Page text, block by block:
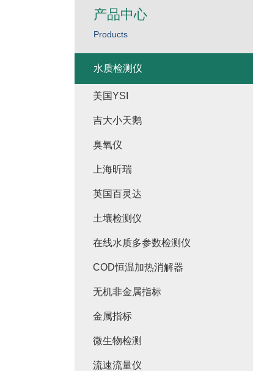
产品中心
Products
水质检测仪
美国YSI
吉大小天鹅
臭氧仪
上海昕瑞
英国百灵达
土壤检测仪
在线水质多参数检测仪
COD恒温加热消解器
无机非金属指标
金属指标
微生物检测
流速流量仪